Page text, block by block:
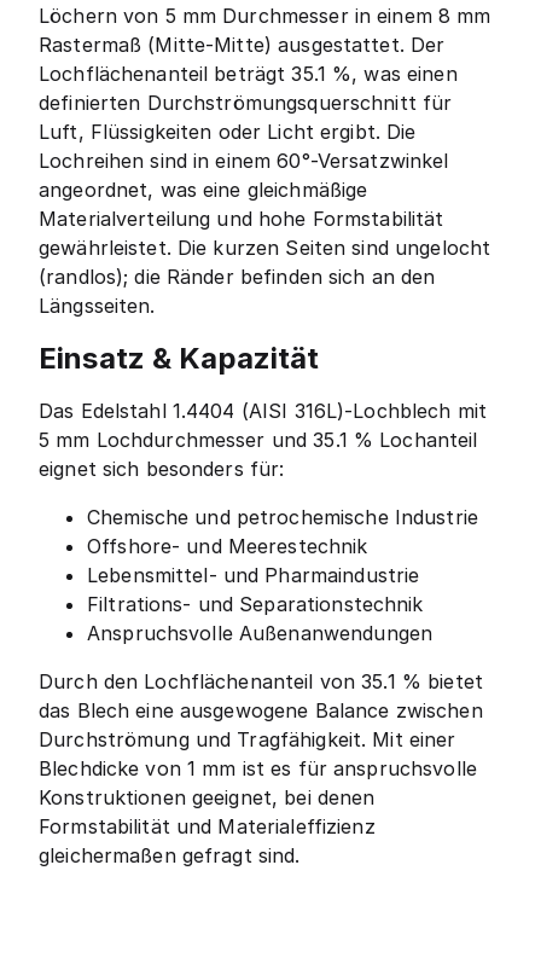
Löchern von 5 mm Durchmesser in einem 8 mm
Rastermaß (Mitte-Mitte) ausgestattet. Der
Lochflächenanteil beträgt 35.1 %, was einen
definierten Durchströmungsquerschnitt für
Luft, Flüssigkeiten oder Licht ergibt. Die
Lochreihen sind in einem 60°-Versatzwinkel
angeordnet, was eine gleichmäßige
Materialverteilung und hohe Formstabilität
gewährleistet. Die kurzen Seiten sind ungelocht
(randlos); die Ränder befinden sich an den
Längsseiten.
Einsatz & Kapazität
Das Edelstahl 1.4404 (AISI 316L)-Lochblech mit
5 mm Lochdurchmesser und 35.1 % Lochanteil
eignet sich besonders für:
Chemische und petrochemische Industrie
Offshore- und Meerestechnik
Lebensmittel- und Pharmaindustrie
Filtrations- und Separationstechnik
Anspruchsvolle Außenanwendungen
Durch den Lochflächenanteil von 35.1 % bietet
das Blech eine ausgewogene Balance zwischen
Durchströmung und Tragfähigkeit. Mit einer
Blechdicke von 1 mm ist es für anspruchsvolle
Konstruktionen geeignet, bei denen
Formstabilität und Materialeffizienz
gleichermaßen gefragt sind.